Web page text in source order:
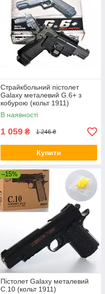
Страйкбольний пістолет
Galaxy металевий G.6+ з
кобурою (кольт 1911)
В наявності
1 059 ₴ 1 246 ₴
Купити
–15%
Пістолет Galaxy металевий
C.10 (кольт 1911)